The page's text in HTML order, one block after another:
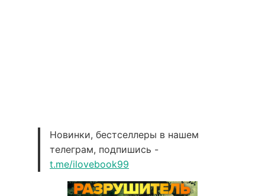
Новинки, бестселлеры в нашем
телеграм, подпишись -
t.me/ilovebook99